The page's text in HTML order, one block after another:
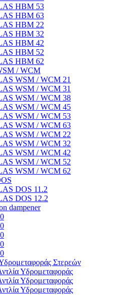
HBM 53
HBM 63
HBM 22
HBM 32
HBM 42
HBM 52
HBM 62
/ WCM
WSM / WCM 21
WSM / WCM 31
WSM / WCM 38
WSM / WCM 45
WSM / WCM 53
WSM / WCM 63
WSM / WCM 22
WSM / WCM 32
WSM / WCM 42
WSM / WCM 52
WSM / WCM 62
DOS 11.2
DOS 12.2
dampener
Στερεών
Υδρομεταφοράς
Υδρομεταφοράς
Υδρομεταφοράς